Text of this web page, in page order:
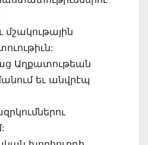
մշակութային
Աղքատութեան
եւ անվրէպ